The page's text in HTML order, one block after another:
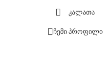
კალათა
ჩემი პროფილი